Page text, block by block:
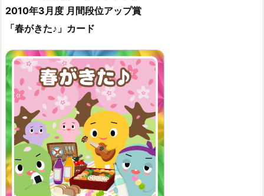
2010年3月度 月間段位アップ賞
「春がきた♪」カード